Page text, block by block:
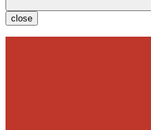
close